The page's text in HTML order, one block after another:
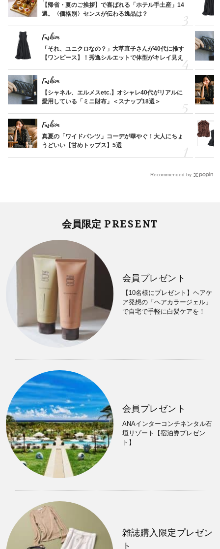
【帰省・夏のご挨拶】で喜ばれる「ホテル手土産」14
選。〈価格別〉センスが伝わる逸品は？
Fashion
「それ、ユニクロなの？」大草直子さんが40代に推す
【ワンピース】！秀逸シルエットで体型がキレイ見え
Fashion
【シャネル、エルメスetc.】オシャレ40代がリアルに
愛用している「ミニ財布」＜スナップ18選＞
Fashion
真夏の「ワイドパンツ」コーデが華やぐ！大人にちょ
うどいい【甘めトップス】5選
Recommended by
会員限定 PRESENT
会員プレゼント
【10名様にプレゼント】ヘアケ
ア発想の「ヘアカラージェル」
で自宅で手軽に白髪ケアを！
会員プレゼント
ANAインターコンチネンタル石
垣リゾート【宿泊券プレゼン
ト】
雑誌購入限定プレゼン
ト